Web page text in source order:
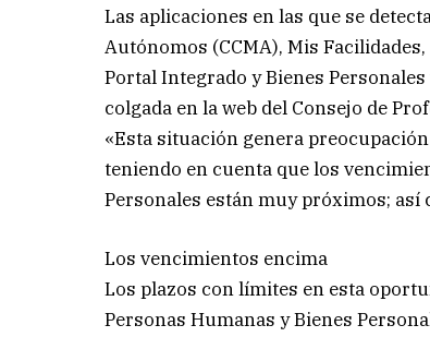
Las aplicaciones en las que se
Autónomos (CCMA), Mis
Portal Integrado y Bienes
colgada en la web del Consejo de
«Esta situación genera
teniendo en cuenta que los
Personales están muy próximos;
Los vencimientos encima
Los plazos con límites en esta
Personas Humanas y Bienes